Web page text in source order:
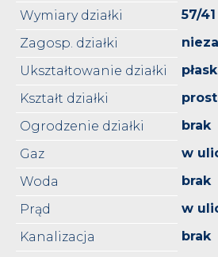
Wymiary działki
57/
Zagosp. działki
Ukształtowanie działki
Kształt działki
Ogrodzenie działki
brak
Gaz
w
Woda
brak
Prąd
w
Kanalizacja
brak